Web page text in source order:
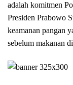
adalah komitmen
Presiden Prabowo
keamanan pangan
sebelum makanan